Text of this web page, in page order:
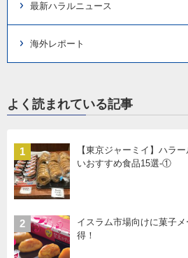
最新ハラルニュース
海外レポート
よく読まれている記事
1
【東京ジャーミイ】ハラ
いおすすめ食品15選-①
2
イスラム市場向けに菓子
得！